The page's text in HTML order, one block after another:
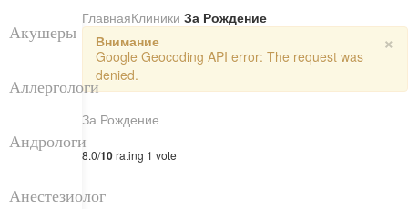
ГлавнаяКлиники За Рождение
×
Внимание
Google Geocoding API error: The request was
denied.
За Рождение
8.0/10rating 1 vote
Акушеры
Аллергологи
Андрологи
Анестезиолог